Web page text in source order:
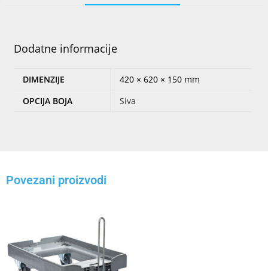
Dodatne informacije
DIMENZIJE
420 × 620 × 150 mm
OPCIJA BOJA
Siva
Povezani proizvodi